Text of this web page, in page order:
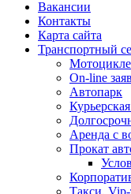
Вакансии
Контакты
Карта сайта
Транспортный
On-line
Автопарк
Аренда с
Прокат
Такси, Vip-